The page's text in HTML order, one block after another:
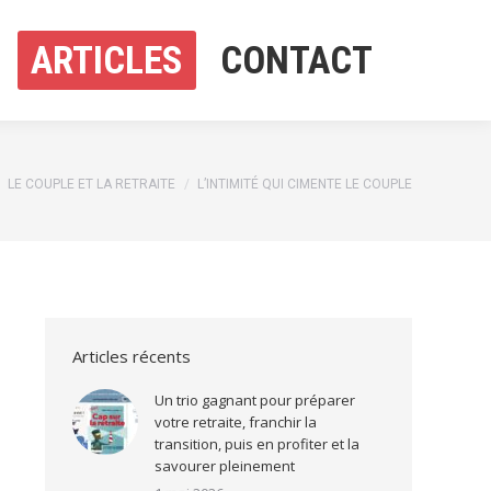
ARTICLES CONTACT
ici :
LE COUPLE ET LA RETRAITE L’INTIMITÉ QUI CIMENTE LE COUPLE
Articles récents
Un trio gagnant pour préparer
votre retraite, franchir la
transition, puis en profiter et la
savourer pleinement
ARTICLES CONTACT